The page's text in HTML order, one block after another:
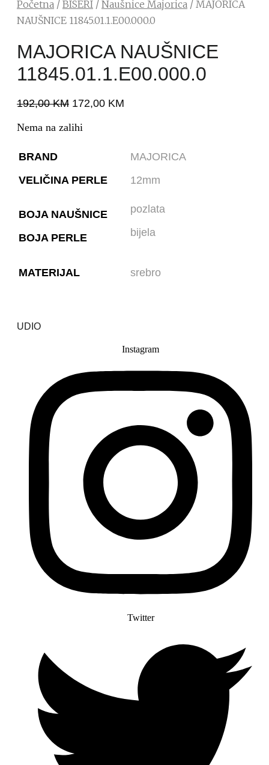
Početna / BISERI / Naušnice Majorica / MAJORICA
NAUŠNICE 11845.01.1.E00.000.0
MAJORICA NAUŠNICE
11845.01.1.E00.000.0
192,00KM 172,00 KM
Nema na zalihi
BRAND
MAJORICA
VELIČINA PERLE
12mm
BOJA NAUŠNICE
BOJA PERLE
pozlata
bijela
MATERIJAL srebro
UDIO
Instagram
Twitter